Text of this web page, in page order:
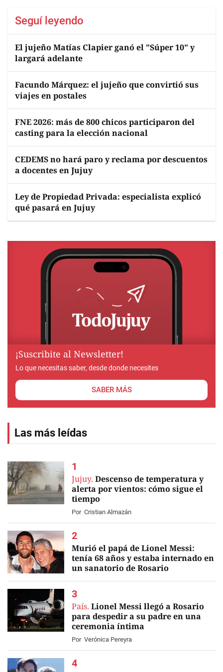
Seguí leyendo
El jujeño Matías Clapier ganó el "Súper 10" y
largará adelante
Facundo Márquez: el jujeño que convirtió sus
viajes en postales
FNE 2026: más de 800 chicos participaron del
casting para la elección nacional
CEDEMS no hará paro y reclama por descuentos
a docentes en Jujuy
Ley de Propiedad Privada: especialista explicó
qué pasará en Jujuy
¡Suscribite al Newsletter!
Lo que necesitas saber, desde donde necesites
SABER MÁS
Las más leídas
Jujuy. Descenso de temperatura y
alerta por vientos: cómo sigue el
tiempo
Por Cristian Almazán
EN VIVO
Murió el papá de Lionel Messi:
tenía 68 años y estaba internado en
un sanatorio de Rosario
País. Lionel Messi llegó a Rosario
para despedir a su padre en una
ceremonia íntima
Por Verónica Pereyra